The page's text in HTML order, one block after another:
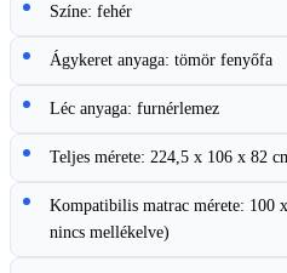
Színe: fehér
Ágykeret anyaga: tömör fenyőfa
Léc anyaga: furnérlemez
Teljes mérete: 224,5 x 106 x 82
Kompatibilis matrac mérete: 100
nincs mellékelve)